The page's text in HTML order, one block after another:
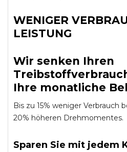
WENIGER
LEISTUNG
Wir senken Ihren
Ihre monatliche
Bis zu 15% weniger Verbrauch
20% höheren Drehmomentes.
Sparen Sie mit jedem